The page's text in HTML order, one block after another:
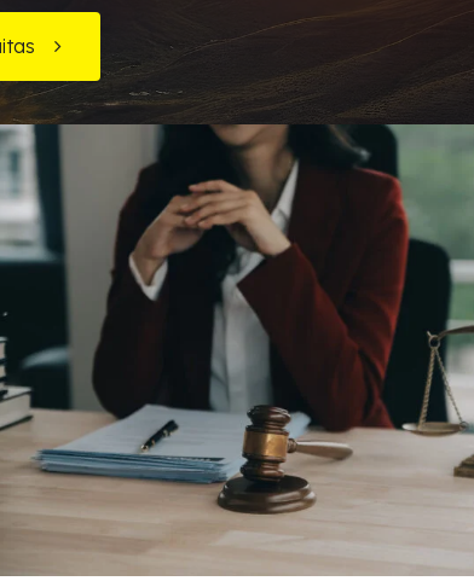
mi?
Doméstica